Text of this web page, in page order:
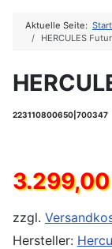
Aktuelle Seite:
HERCULES
223110800650|700347
zzgl.
Hersteller: